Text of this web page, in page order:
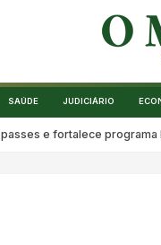
SAÚDE JUDICIÁRIO
e fortalece programa